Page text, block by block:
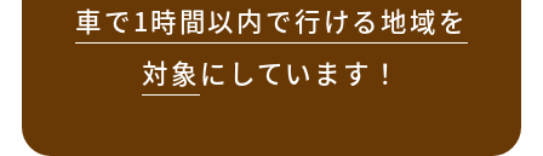
車で1時間以内で行ける地域を
対象にしています！